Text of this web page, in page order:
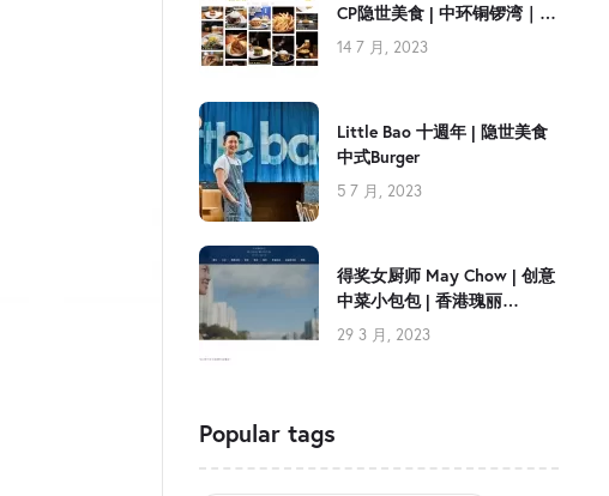
CP隐世美食 | 中环铜锣湾｜
Little Bao
14 7 月, 2023
Little Bao 十週年 | 隐世美食
中式Burger
5 7 月, 2023
得奖女厨师 May Chow | 创意
中菜小包包 | 香港瑰丽
PlaceMaker
29 3 月, 2023
Popular tags